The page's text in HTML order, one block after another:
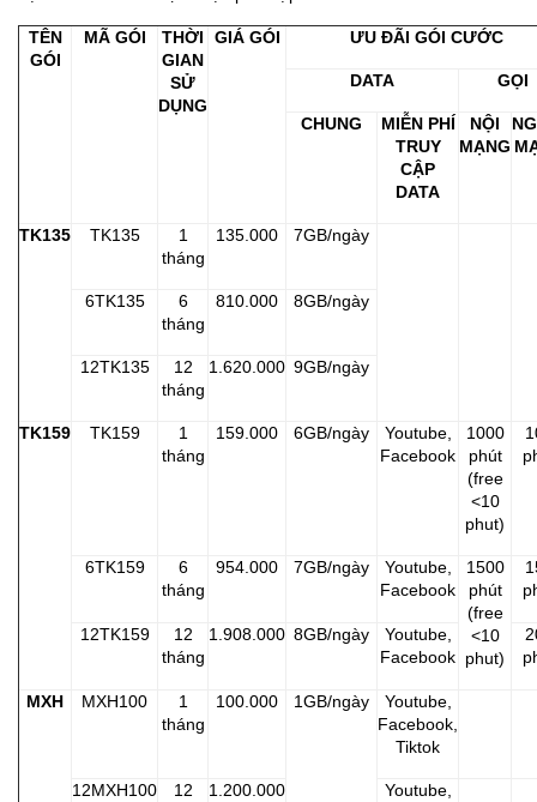
TÊN
GÓI
MÃ GÓI
THỜI
GIAN
SỬ
DỤNG
GIÁ GÓI ƯU ĐÃI GÓI CƯỚC
DATA GỌI
CHUNG
MIỄN PHÍ
TRUY
CẬP
DATA
NỘI
MẠNG
TK135 TK135
1
tháng
135.000 7GB/ngày
6TK135
6
tháng
810.000 8GB/ngày
12TK135
12
tháng
1.620.000 9GB/ngày
TK159 TK159
1
tháng
159.000 6GB/ngày
Youtube,
Facebook
1000
phút
(free
<10
phut)
6TK159
6
tháng
954.000 7GB/ngày
Youtube,
Facebook
1500
phút
(free
<10
phut)
12TK159
12
tháng
1.908.000 8GB/ngày
Youtube,
Facebook
MXH MXH100
1
tháng
100.000 1GB/ngày
Youtube,
Facebook,
Tiktok
12MXH100
12
1.200.000
Youtube,